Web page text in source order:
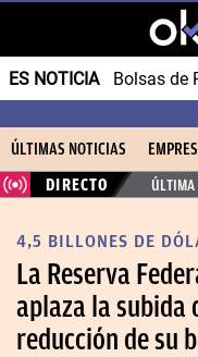
ES NOTICIA Bolsas de
ÚLTIMAS NOTICIAS
DIRECTO
ÚLTIMA
4,5 BILLONES DE
La Reserva
aplaza la subida
reducción de su